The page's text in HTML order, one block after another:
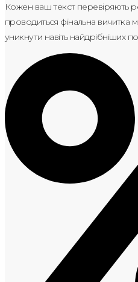
Кожен ваш текст перевіряють
проводиться фінальна вичитка
уникнути навіть найдрібніших